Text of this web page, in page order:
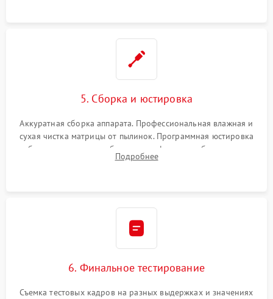
5. Сборка и юстировка
Аккуратная сборка аппарата. Профессиональная влажная и
сухая чистка матрицы от пылинок. Программная юстировка
рабочего отрезка, калибровка автофокуса, стабилизатора и
экспозамера с помощью сервисного ПО.
Подробнее
6. Финальное тестирование
Съемка тестовых кадров на разных выдержках и значениях